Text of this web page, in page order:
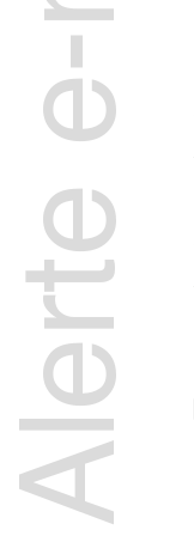
Alerte e-mail